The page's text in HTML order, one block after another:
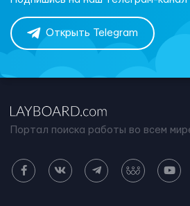
Открыть Telegram
Портал поиска работы во всем